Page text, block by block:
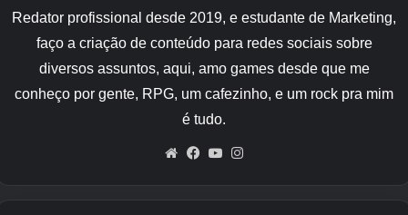
maiores serão suas estatísticas.
Os aumentos de estatísticas também são
muito loucos.
Com o novo sistema, a quantidade que um
personagem é coberto com um líquido diminui
Redator profissional desde 2019, e estudante de Marketing,
faço a criação de conteúdo para redes sociais sobre
diversos assuntos, aqui, amo games desde que me
conheço por gente, RPG, um cafezinho, e um rock pra mim
é tudo.
WebsiteFacebook
YouTube